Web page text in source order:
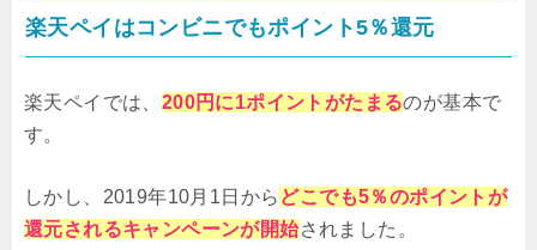
楽天ペイはコンビニでもポイント5％還元
楽天ペイでは、 200円に1ポイントがたまるのが基本で
す。
しかし、2019年10月1日から どこでも5％のポイントが
還元されるキャンペーンが開始されました。